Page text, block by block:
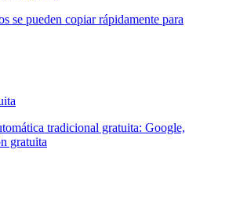
se pueden copiar rápidamente para
tradicional gratuita: Google,
gratuita